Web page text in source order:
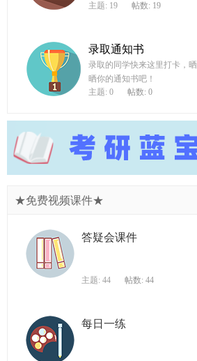
主题: 19
帖数: 19
录取通知书
录取的同学快来这里打卡，晒
晒你的通知书吧！
主题: 0
帖数: 0
★免费视频课件★
答疑会课件
主题: 44 帖数: 44
每日一练